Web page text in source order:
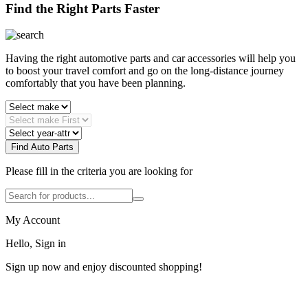
Find the Right Parts Faster
Having the right automotive parts and car accessories will help you
to boost your travel comfort and go on the long-distance journey
comfortably that you have been planning.
Find Auto Parts
Please fill in the criteria you are looking for
My Account
Hello, Sign in
Sign up now and enjoy discounted shopping!